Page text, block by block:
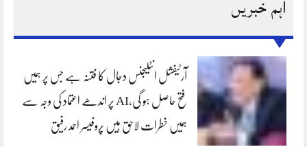
اہم خبریں
آرٹیفشل انٹلیجنس دجال کا فتنہ ہے جس پر ہمیں
فتح حاصل ہو گی،AI پر اندھے اعتماد کی وجہ سے
ہمیں خطرات لاحق ہیں پروفیسر احمد رفیق